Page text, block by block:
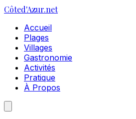
Côted'Azur.net
Accueil
Plages
Villages
Gastronomie
Activités
Pratique
À Propos